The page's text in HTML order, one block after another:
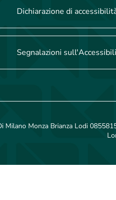
Dichiarazione di
Segnalazioni
Milano Monza Brianza Lodi